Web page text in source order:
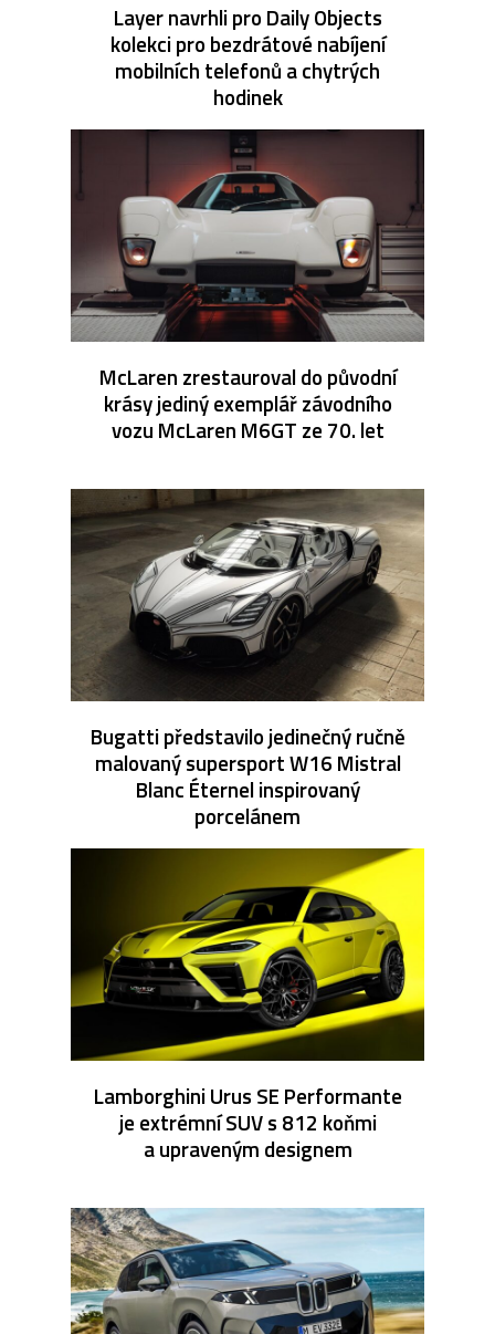
Layer navrhli pro Daily Objects
kolekci pro bezdrátové nabíjení
mobilních telefonů a chytrých
hodinek
McLaren zrestauroval do původní
krásy jediný exemplář závodního
vozu McLaren M6GT ze 70. let
Bugatti představilo jedinečný ručně
malovaný supersport W16 Mistral
Blanc Éternel inspirovaný
porcelánem
Lamborghini Urus SE Performante
je extrémní SUV s 812 koňmi
a upraveným designem